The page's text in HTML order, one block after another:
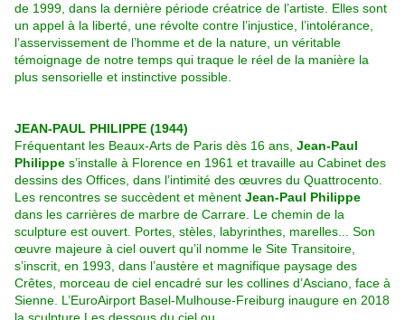
de 1999, dans la dernière période créatrice de l’artiste. Elles sont
un appel à la liberté, une révolte contre l’injustice, l’intolérance,
l’asservissement de l’homme et de la nature, un véritable
témoignage de notre temps qui traque le réel de la manière la
plus sensorielle et instinctive possible.
JEAN-PAUL PHILIPPE (1944)
Fréquentant les Beaux-Arts de Paris dès 16 ans, Jean-Paul
Philippe s’installe à Florence en 1961 et travaille au Cabinet des
dessins des Offices, dans l’intimité des œuvres du Quattrocento.
Les rencontres se succèdent et mènent Jean-Paul Philippe
dans les carrières de marbre de Carrare. Le chemin de la
sculpture est ouvert. Portes, stèles, labyrinthes, marelles... Son
œuvre majeure à ciel ouvert qu’il nomme le Site Transitoire,
s’inscrit, en 1993, dans l’austère et magnifique paysage des
Crêtes, morceau de ciel encadré sur les collines d’Asciano, face à
Sienne. L’EuroAirport Basel-Mulhouse-Freiburg inaugure en 2018